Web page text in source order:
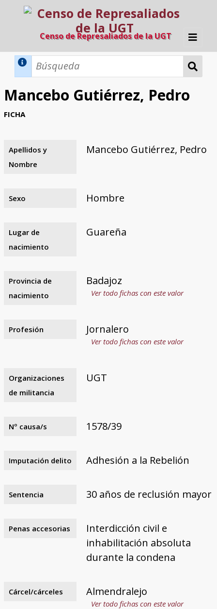
Censo de Represaliados de la UGT
Inicio
Razones y objetivos
El equipo
Colaboradores
Fuentes documentales
Mancebo Gutiérrez, Pedro
FICHA
Apellidos y
Nombre
Mancebo Gutiérrez, Pedro
Sexo Hombre
Lugar de
nacimiento
Guareña
Provincia de
nacimiento
Badajoz
Ver todo fichas con este valor
Profesión Jornalero
Ver todo fichas con este valor
Organizaciones
de militancia
UGT
Nº causa/s 1578/39
Imputación delito Adhesión a la Rebelión
Sentencia 30 años de reclusión mayor
Penas accesorias
Interdicción civil e
inhabilitación absoluta
durante la condena
Cárcel/cárceles Almendralejo
Ver todo fichas con este valor